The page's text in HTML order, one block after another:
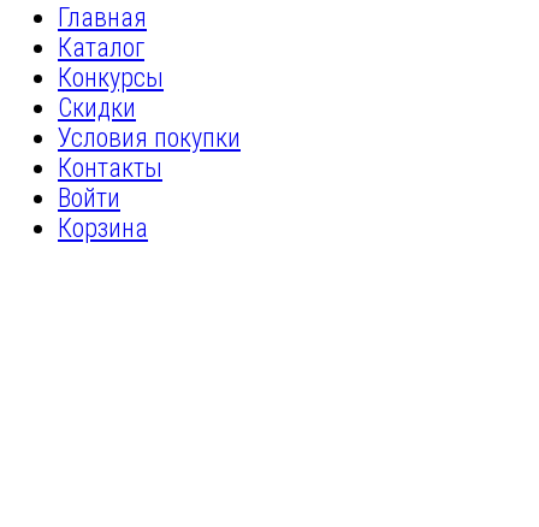
Главная
Каталог
Конкурсы
Скидки
Условия покупки
Контакты
Войти
Корзина